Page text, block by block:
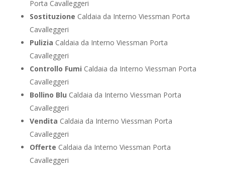
Porta Cavalleggeri
Sostituzione Caldaia da Interno Viessman Porta
Cavalleggeri
Pulizia Caldaia da Interno Viessman Porta
Cavalleggeri
Controllo Fumi Caldaia da Interno Viessman Porta
Cavalleggeri
Bollino Blu Caldaia da Interno Viessman Porta
Cavalleggeri
Vendita Caldaia da Interno Viessman Porta
Cavalleggeri
Offerte Caldaia da Interno Viessman Porta
Cavalleggeri